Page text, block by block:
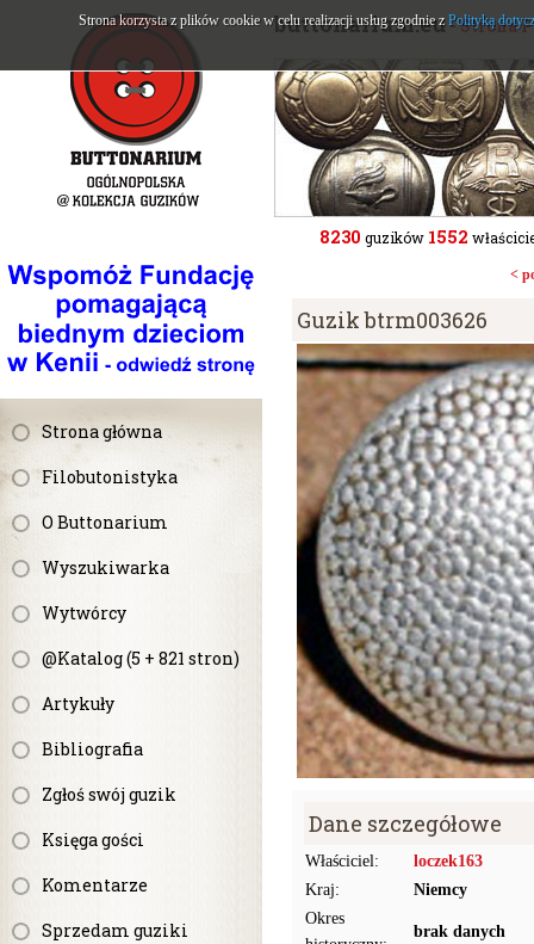
Strona główna
Filobutonistyka
O Buttonarium
Wyszukiwarka
Wytwórcy
@Katalog (5 + 821 stron)
Artykuły
Bibliografia
Zgłoś swój guzik
Księga gości
Komentarze
Sprzedam guziki
buttonarium.eu- Strona
8230 guzików 1552
<
Guzik btrm003626
Dane szczegółowe
Właściciel:
loczek163
Kraj:
Niemcy
Okres
brak danych
Strona korzysta z plików cookie w celu realizacji usług zgodnie z Polityką